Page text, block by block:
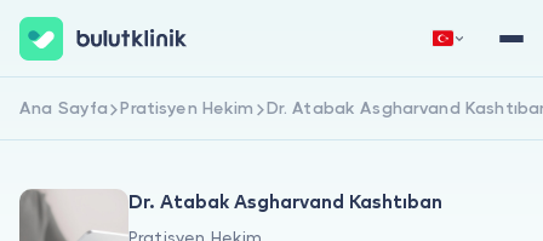
Hemen Kaydol Giriş Yap
Ana Sayfa Pratisyen Hekim Dr. Atabak Asgharvand
Dr. Atabak Asgharvand Kashtıban